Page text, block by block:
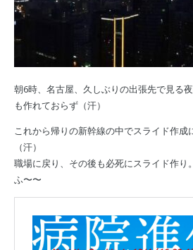
朝6時、名古屋、久しぶりの出張先で見る
も作れておらず（汗）
これから帰りの新幹線の中でスライド作成
（汗）
職場に戻り、その後も必死にスライド作り
ふ〜〜